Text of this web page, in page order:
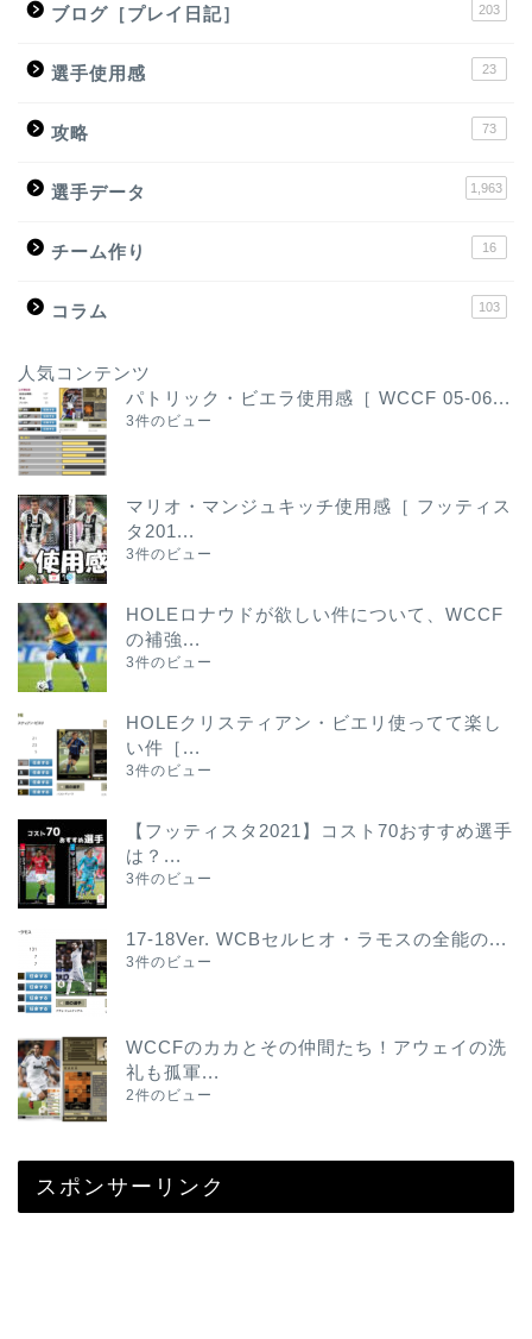
ブログ［プレイ日記］ 203
選手使用感 23
攻略 73
選手データ 1,963
チーム作り 16
コラム 103
人気コンテンツ
パトリック・ビエラ使用感［ WCCF 05-06...
3件のビュー
マリオ・マンジュキッチ使用感［ フッティス
タ201...
3件のビュー
HOLEロナウドが欲しい件について、WCCF
の補強...
3件のビュー
HOLEクリスティアン・ビエリ使ってて楽し
い件［...
3件のビュー
【フッティスタ2021】コスト70おすすめ選手
は？...
3件のビュー
17-18Ver. WCBセルヒオ・ラモスの全能の...
3件のビュー
WCCFのカカとその仲間たち！アウェイの洗
礼も孤軍...
2件のビュー
スポンサーリンク